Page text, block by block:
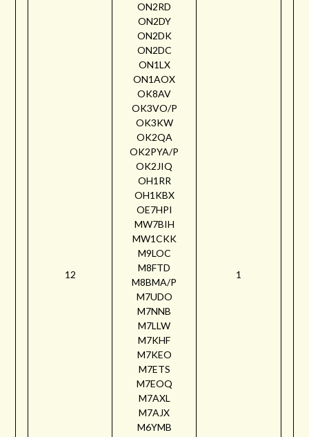
12
ON2RD
ON2DY
ON2DK
ON2DC
ON1LX
ON1AOX
OK8AV
OK3VO/P
OK3KW
OK2QA
OK2PYA/P
OK2JIQ
OH1RR
OH1KBX
OE7HPI
MW7BIH
MW1CKK
M9LOC
M8FTD
M8BMA/P
M7UDO
M7NNB
M7LLW
M7KHF
M7KEO
M7ETS
M7EOQ
M7AXL
M7AJX
M6YMB
1